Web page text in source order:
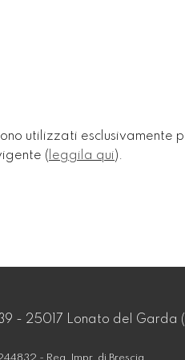
utilizzati
( leggila qui).
- 25017 Lonato del Garda